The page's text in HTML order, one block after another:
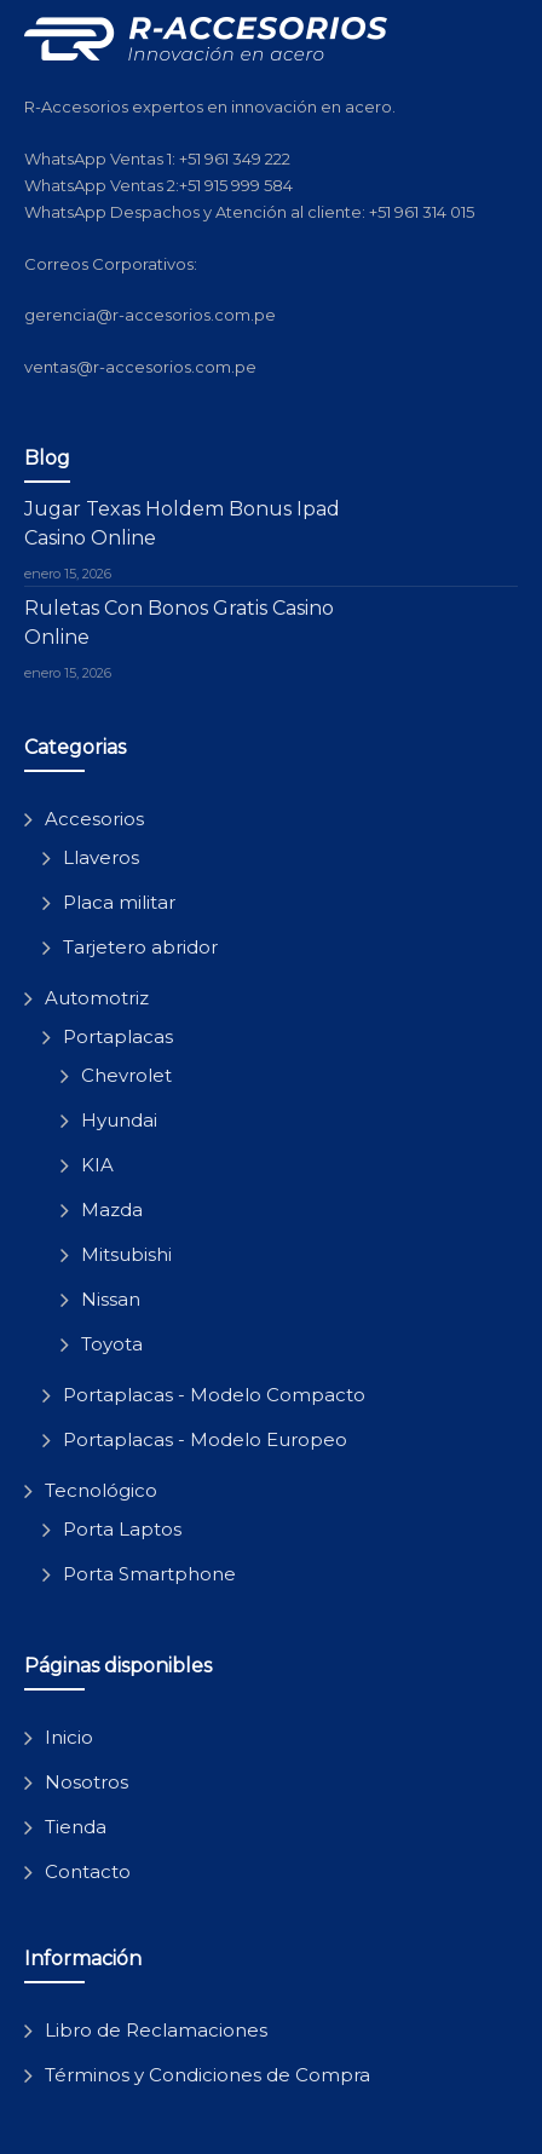
R-Accesorios expertos en innovación en acero.
WhatsApp Ventas 1: +51 961 349 222
WhatsApp Ventas 2:+51 915 999 584
WhatsApp Despachos y Atención al cliente: +51 961 314 015
Correos Corporativos:
gerencia@r-accesorios.com.pe
ventas@r-accesorios.com.pe
Blog
Jugar Texas Holdem Bonus Ipad
Casino Online
enero 15, 2026
Ruletas Con Bonos Gratis Casino
Online
enero 15, 2026
Categorias
Accesorios
Llaveros
Placa militar
Tarjetero abridor
Automotriz
Portaplacas
Chevrolet
Hyundai
KIA
Mazda
Mitsubishi
Nissan
Toyota
Portaplacas - Modelo Compacto
Portaplacas - Modelo Europeo
Tecnológico
Porta Laptos
Porta Smartphone
Páginas disponibles
Inicio
Nosotros
Tienda
Contacto
Información
Libro de Reclamaciones
Términos y Condiciones de Compra